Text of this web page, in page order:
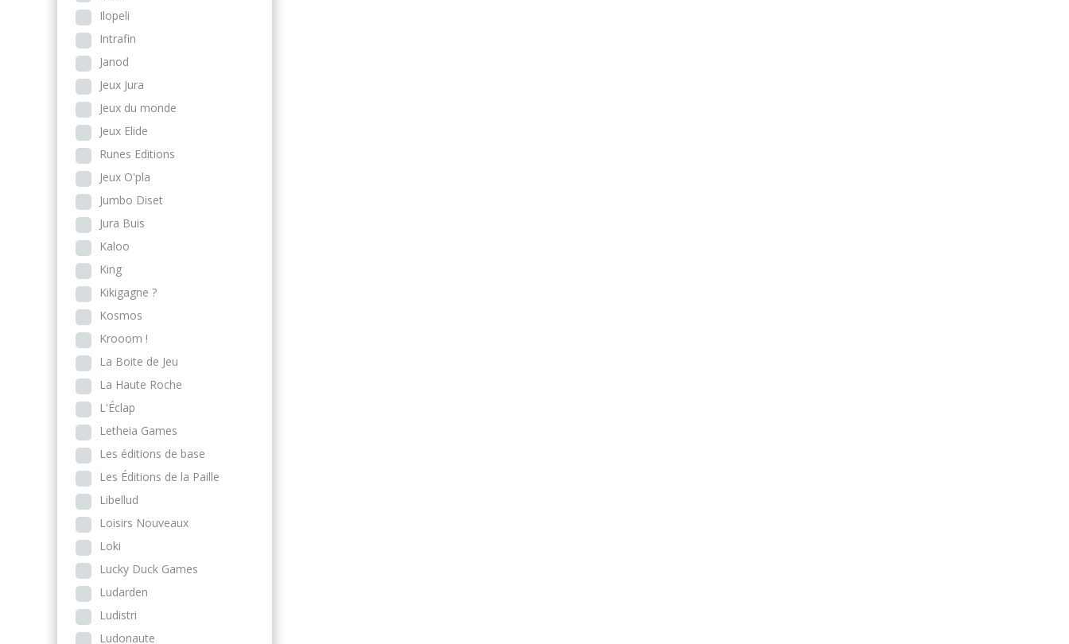
Ilopeli
Intrafin
Janod
Jeux Jura
Jeux du monde
Jeux Elide
Runes Editions
Jeux O'pla
Jumbo Diset
Jura Buis
Kaloo
King
Kikigagne ?
Kosmos
Krooom !
La Boite de Jeu
La Haute Roche
L'Éclap
Letheia Games
Les éditions de base
Les Éditions de la Paille
Libellud
Loisirs Nouveaux
Loki
Lucky Duck Games
Ludarden
Ludistri
Ludonaute